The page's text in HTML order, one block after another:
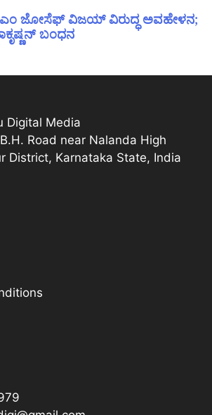
ಜೋಸೆಫ್ ವಿಜಯ್ ವಿರುದ್ಧ ಅವಹೇಳನ;
ಬಂಧನ
Digital Media
Road near Nalanda High
District, Karnataka State, India